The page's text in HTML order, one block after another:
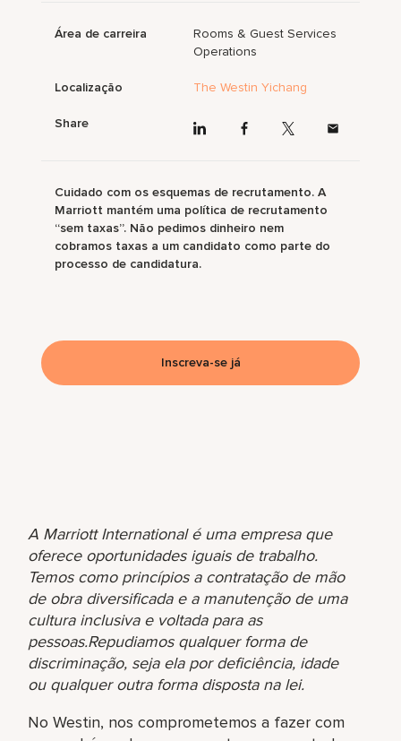
A Marriott International é uma empresa que
oferece oportunidades iguais de trabalho.
Temos como princípios a contratação de mão
de obra diversificada e a manutenção de uma
cultura inclusiva e voltada para as
pessoas.Repudiamos qualquer forma de
discriminação, seja ela por deficiência, idade
ou qualquer outra forma disposta na lei.
No Westin, nos comprometemos a fazer com
Área de carreira
Rooms & Guest Services
Operations
Localização The Westin Yichang
Share
Cuidado com os esquemas de recrutamento. A
Marriott mantém uma política de recrutamento
“sem taxas”. Não pedimos dinheiro nem
cobramos taxas a um candidato como parte do
processo de candidatura.
Inscreva-se já